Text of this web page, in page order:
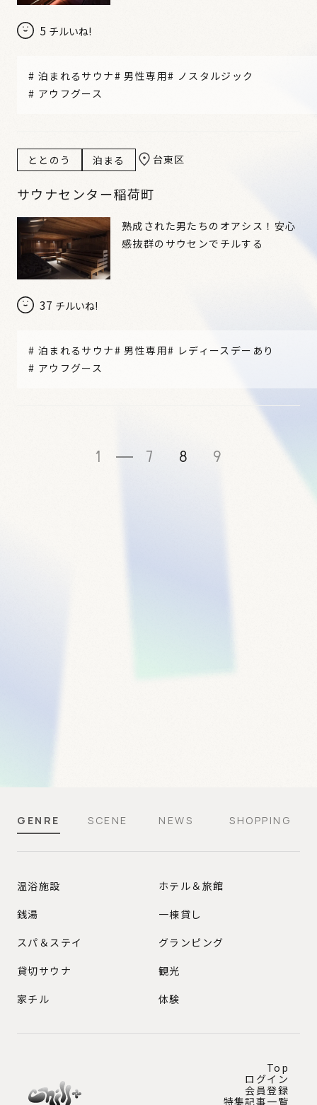
5 チルいね!
# 泊まれるサウナ#男性専用# ノスタルジック
# アウフグース
ととのう 泊まる 台東区
サウナセンター稲荷町
37 チルいね!
熟成された男たちのオアシス！安心
感抜群のサウセンでチルする
# 泊まれるサウナ#男性専用# レディースデーあり
# アウフグース
1 7 8 9
GENRE SCENE NEWS SHOPPING
GENRE
温浴施設
銭湯
スパ＆ステイ
貸切サウナ
家チル
ホテル＆旅館
一棟貸し
グランピング
観光
体験
Top
ログイン
会員登録
特集記事一覧